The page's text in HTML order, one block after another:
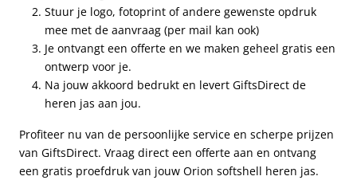
Stuur je logo, fotoprint of andere gewenste opdruk
mee met de aanvraag (per mail kan ook)
Je ontvangt een offerte en we maken geheel gratis een
ontwerp voor je.
Na jouw akkoord bedrukt en levert GiftsDirect de
heren jas aan jou.
Profiteer nu van de persoonlijke service en scherpe prijzen
van GiftsDirect. Vraag direct een offerte aan en ontvang
een gratis proefdruk van jouw Orion softshell heren jas.